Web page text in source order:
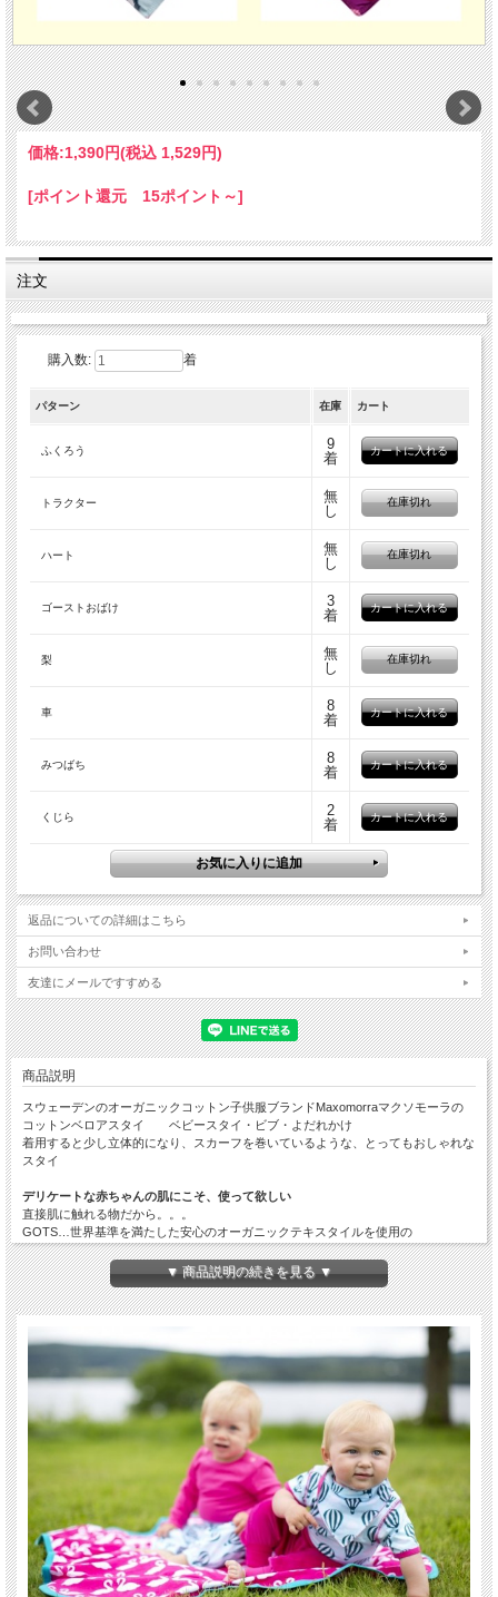
価格:1,390円(税込 1,529円)
[ポイント還元 15ポイント～]
注文
購入数: 着
パターン 在庫 カート
ふくろう
9
着
トラクター
無
し
在庫切れ
ハート
無
し
在庫切れ
ゴーストおばけ
3
着
梨
無
し
在庫切れ
車
8
着
みつばち
8
着
くじら
2
着
返品についての詳細はこちら
お問い合わせ
友達にメールですすめる
商品説明
スウェーデンのオーガニックコットン子供服ブランドMaxomorraマクソモーラの
コットンベロアスタイ ベビースタイ・ビブ・よだれかけ
着用すると少し立体的になり、スカーフを巻いているような、とってもおしゃれな
スタイ
デリケートな赤ちゃんの肌にこそ、使って欲しい
直接肌に触れる物だから。。。
GOTS…世界基準を満たした安心のオーガニックテキスタイルを使用の
オーガニックコットンなのに、北欧らしい鮮かな色遣いと個性的なデザインが特徴
のスタイ
●サイズ：One size
●ブランド：マクソモーラ/スウェーデン
●素材：表地 オーガニックコットン（80％Organic）
裏地 ベロア
▼ 商品説明の続きを見る ▼